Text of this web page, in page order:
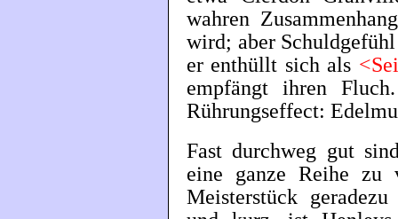
wahren
wird; aber
er enthüllt sich als
empfängt ihren
Rührungseffect:
Fast durchweg gut
eine ganze Reihe zu
Meisterstück